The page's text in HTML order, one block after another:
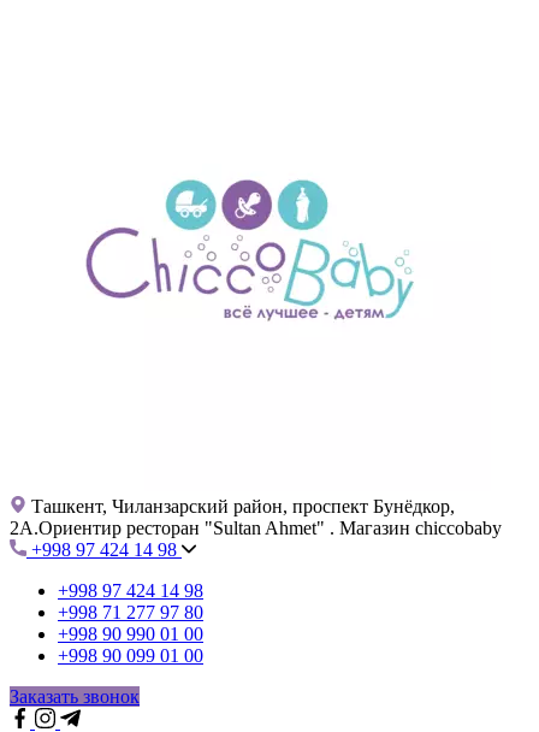
Ташкент, Чиланзарский район, проспект Бунёдкор,
2А.Ориентир ресторан "Sultan Ahmet" . Магазин chiccobaby
+998 97 424 14 98
+998 97 424 14 98
+998 71 277 97 80
+998 90 990 01 00
+998 90 099 01 00
Заказать звонок